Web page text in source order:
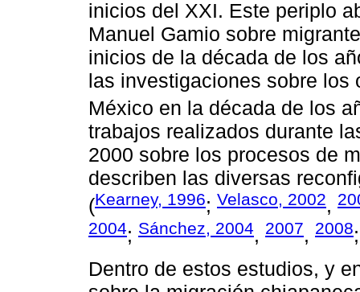
inicios del XXI. Este periplo
Manuel Gamio sobre
inicios de la década de los
las investigaciones sobre los
México en la década de los
trabajos realizados durante
2000 sobre los procesos de
describen las diversas
(Kearney, 1996; Velasco, 2002,
2004; Sánchez, 2004, 2007, 2008
Dentro de estos estudios, y